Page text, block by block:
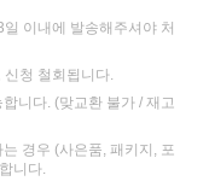
이내에 발송해주셔야 처
청 철회됩니다.
니다. (맞교환 불가 / 재고
경우 (사은품, 패키지, 포
니다.